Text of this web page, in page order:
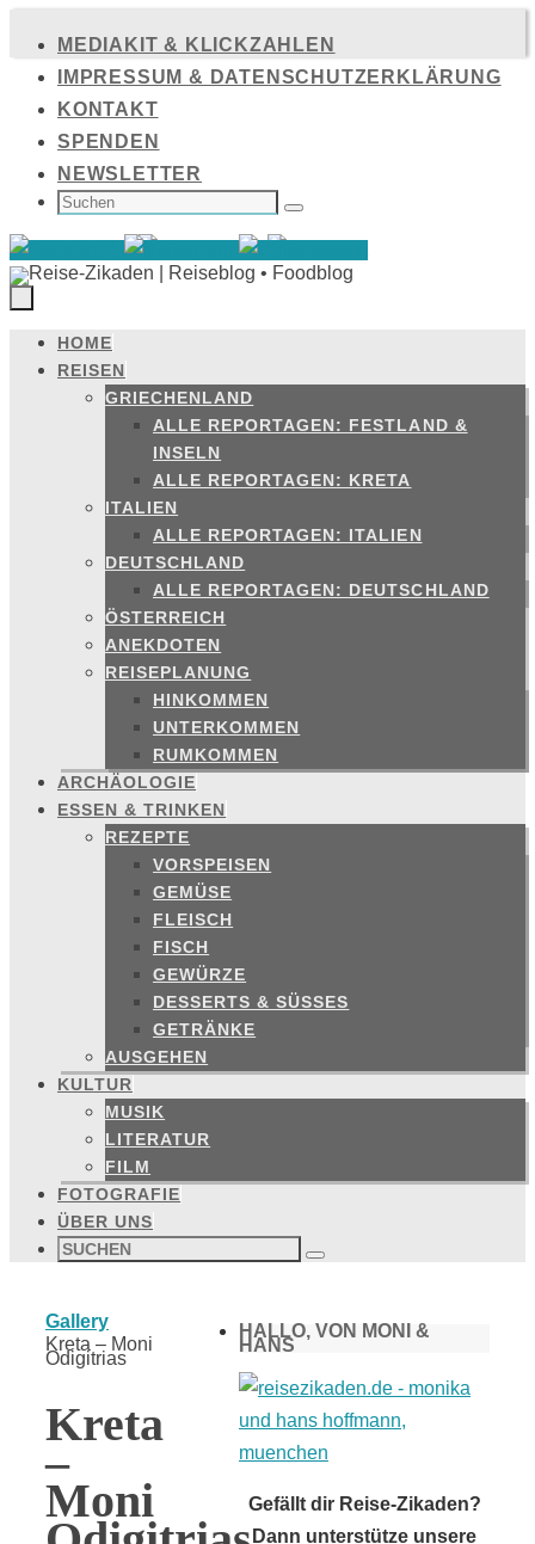
Inhalt
springen
MEDIAKIT & KLICKZAHLEN
IMPRESSUM & DATENSCHUTZERKLÄRUNG
KONTAKT
SPENDEN
NEWSLETTER
SUCHEN
NACH: Suchen
Zum
Inhalt
springen
HOME
REISEN
GRIECHENLAND
ALLE REPORTAGEN: FESTLAND &
INSELN
ALLE REPORTAGEN: KRETA
ITALIEN
ALLE REPORTAGEN: ITALIEN
DEUTSCHLAND
ALLE REPORTAGEN: DEUTSCHLAND
ÖSTERREICH
ANEKDOTEN
REISEPLANUNG
HINKOMMEN
UNTERKOMMEN
RUMKOMMEN
ARCHÄOLOGIE
ESSEN & TRINKEN
REZEPTE
VORSPEISEN
GEMÜSE
FLEISCH
FISCH
GEWÜRZE
DESSERTS & SÜSSES
GETRÄNKE
AUSGEHEN
KULTUR
MUSIK
LITERATUR
FILM
FOTOGRAFIE
ÜBER UNS
Suchen
nach: Suchen
Start
Gallery
Kreta – Moni
Odigitrias
Kreta
–
Moni
HALLO, VON MONI &
HANS
Gefällt dir Reise-Zikaden?
Dann unterstütze unsere